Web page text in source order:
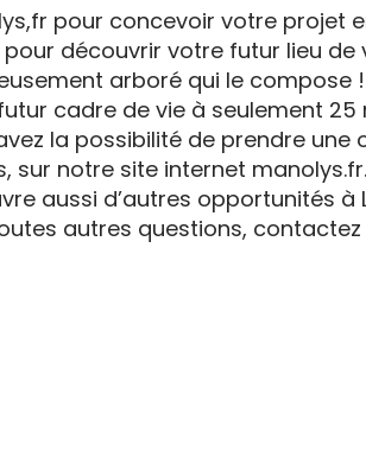
pour concevoir votre projet
découvrir votre futur lieu de
arboré qui le compose
cadre de vie à seulement 25
la possibilité de prendre
sur notre site internet manolys.fr.
aussi d’autres opportunités
autres questions, contactez